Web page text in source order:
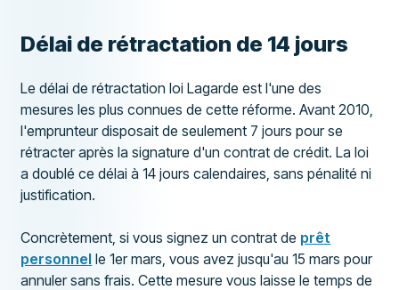
Délai de rétractation de 14 jours
Le délai de rétractation loi Lagarde est l'une des
mesures les plus connues de cette réforme. Avant 2010,
l'emprunteur disposait de seulement 7 jours pour se
rétracter après la signature d'un contrat de crédit. La loi
a doublé ce délai à 14 jours calendaires, sans pénalité ni
justification.
Concrètement, si vous signez un contrat de prêt
personnel le 1er mars, vous avez jusqu'au 15 mars pour
annuler sans frais. Cette mesure vous laisse le temps de